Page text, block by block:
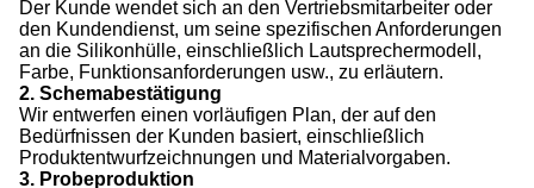
Der Kunde wendet sich an den Vertriebsmitarbeiter oder
den Kundendienst, um seine spezifischen Anforderungen
an die Silikonhülle, einschließlich Lautsprechermodell,
Farbe, Funktionsanforderungen usw., zu erläutern.
2. Schemabestätigung
Wir entwerfen einen vorläufigen Plan, der auf den
Bedürfnissen der Kunden basiert, einschließlich
Produktentwurfzeichnungen und Materialvorgaben.
3. Probeproduktion